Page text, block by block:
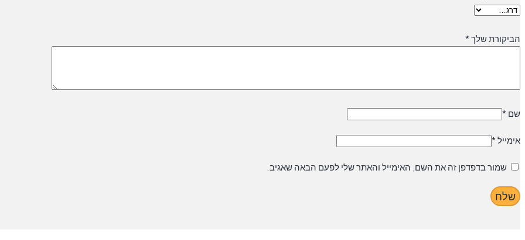
הביקורת שלך *
שם *
אימייל *
שמור בדפדפן זה את השם, האימייל והאתר שלי לפעם הבאה שאגיב.